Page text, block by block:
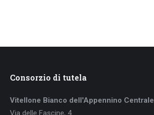
Consorzio di tutela
Vitellone Bianco dell'Appennino Centrale
Via delle Fascine, 4